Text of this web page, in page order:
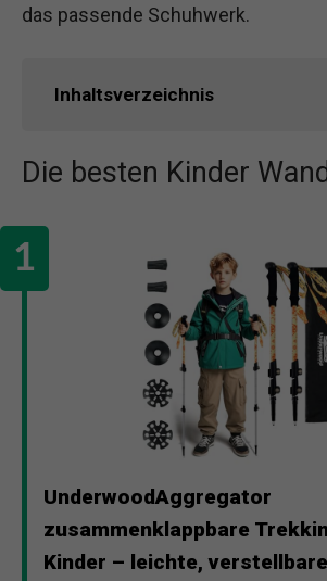
das passende Schuhwerk.
Inhaltsverzeichnis
Die besten Kinder
UnderwoodAggregator
zusammenklappbare
Kinder – leichte, verstellbare